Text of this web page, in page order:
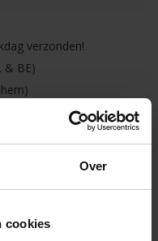
Over
cookies
verzonden!
& BE)